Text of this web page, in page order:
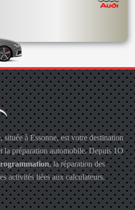
, située à Essonne, est votre destination
la préparation automobile. Depuis 1O
, la réparation des
activités liées aux calculateurs.